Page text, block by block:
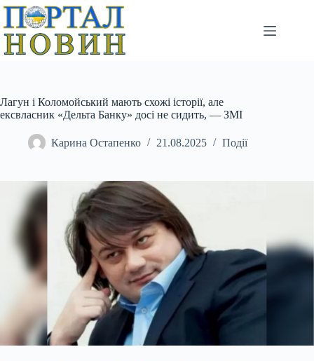
Перейти
вмісту
Лагун і Коломойський мають схожі історії, але
ексвласник «Дельта Банку» досі не сидить, — ЗМІ
Карина Остапенко 21.08.2025 Події